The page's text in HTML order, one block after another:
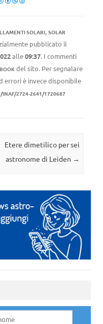
SOLARI, SOLAR
pubblicato il
alle09:37. I commenti
del sito. Per segnalare
errori è invece disponibile
INAF/2724-2641/1720687
Etere dimetilico per sei
astronome di Leiden →